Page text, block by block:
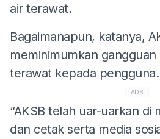
air terawat.
Bagaimanapun, katanya,
meminimumkan gangguan
terawat kepada pengguna.
ADS
“AKSB telah uar-uarkan di
dan cetak serta media